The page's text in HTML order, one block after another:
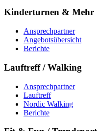
Kinderturnen & Mehr
Ansprechpartner
Angebotsübersicht
Berichte
Lauftreff / Walking
Ansprechpartner
Lauftreff
Nordic Walking
Berichte